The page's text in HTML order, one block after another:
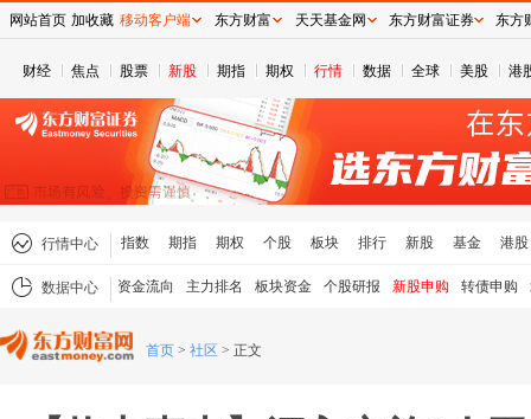
财经 焦点 股票 新股 期指 期权 行情 数据 全球 美股 港
行情中心 指数 期指 期权 个股 板块 排行 新股 基金 港股
数据中心 资金流向 主力排名 板块资金 个股研报 新股申购 转债申购
首页 > 社区 > 正文
网站首页 加收藏 移动客户端 东方财富 天天基金网 东方财富证券 东方